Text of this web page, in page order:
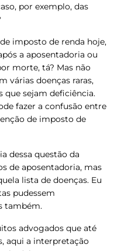
por exemplo, das
imposto de renda hoje,
a aposentadoria ou
morte, tá? Mas não
várias doenças raras,
que sejam deficiência.
fazer a confusão entre
de imposto de
dessa questão da
de aposentadoria, mas
lista de doenças. Eu
pudessem
também.
advogados que até
aqui a interpretação